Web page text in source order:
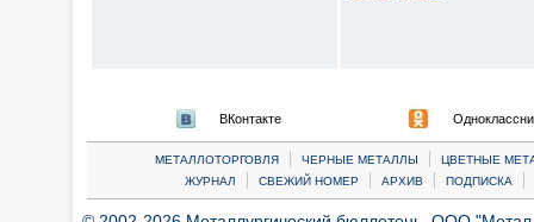
ВКонтакте
МЕТАЛЛОТОРГОВЛЯ | ЧЕРНЫЕ МЕТАЛЛЫ |
ЦВЕТНЫЕ
ЖУРНАЛ
| СВЕЖИЙ НОМЕР | АРХИВ | ПОДПИСКА |